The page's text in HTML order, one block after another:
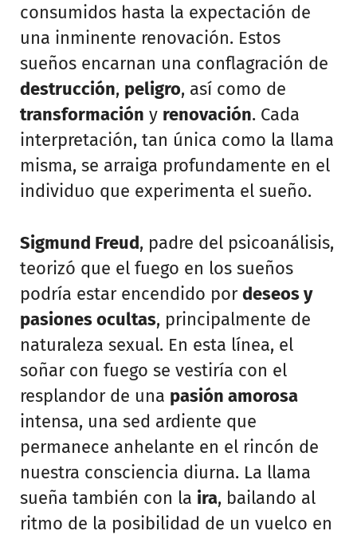
consumidos hasta la expectación de
una inminente renovación. Estos
sueños encarnan una conflagración de
destrucción, peligro, así como de
transformación y renovación. Cada
interpretación, tan única como la llama
misma, se arraiga profundamente en el
individuo que experimenta el sueño.
Sigmund Freud, padre del psicoanálisis,
teorizó que el fuego en los sueños
podría estar encendido pordeseos y
pasiones ocultas, principalmente de
naturaleza sexual. En esta línea, el
soñar con fuego se vestiría con el
resplandor de una pasión amorosa
intensa, una sed ardiente que
permanece anhelante en el rincón de
nuestra consciencia diurna. La llama
sueña también con la ira, bailando al
ritmo de la posibilidad de un vuelco en